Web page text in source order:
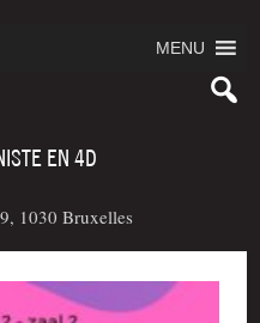
MENU
EN 4D
1030 Bruxelles